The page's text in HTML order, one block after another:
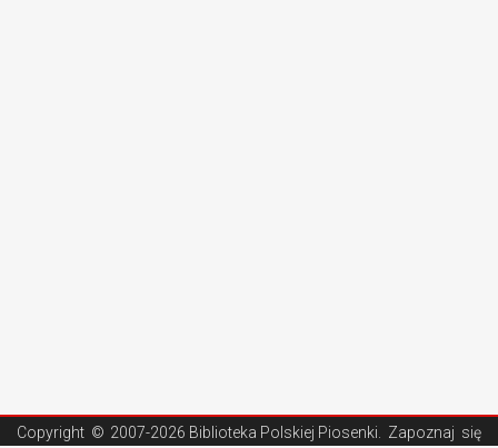
Copyright © 2007-2026 Biblioteka Polskiej Piosenki . Zapoznaj się